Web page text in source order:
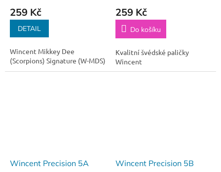
259 Kč
DETAIL
Wincent Mikkey Dee
(Scorpions) Signature (W-MDS)
259 Kč
Do košíku
Kvalitní švédské paličky
Wincent
Wincent Precision 5A Wincent Precision 5B